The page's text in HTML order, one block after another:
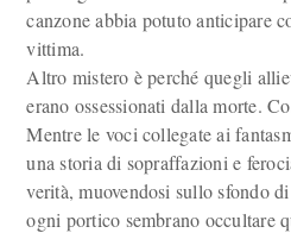
canzone abbia potuto anticipare
vittima.
Altro mistero è perché quegli
erano ossessionati dalla morte.
Mentre le voci collegate ai
una storia di sopraffazioni e
verità, muovendosi sullo sfondo
ogni portico sembrano occultare